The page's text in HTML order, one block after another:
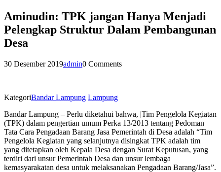
Aminudin: TPK jangan Hanya Menjadi
Pelengkap Struktur Dalam Pembangunan
Desa
30 Desember 2019admin0 Comments
KategoriBandar Lampung Lampung
Bandar Lampung – Perlu diketahui bahwa, |Tim Pengelola Kegiatan
(TPK) dalam pengertian umum Perka 13/2013 tentang Pedoman
Tata Cara Pengadaan Barang Jasa Pemerintah di Desa adalah “Tim
Pengelola Kegiatan yang selanjutnya disingkat TPK adalah tim
yang ditetapkan oleh Kepala Desa dengan Surat Keputusan, yang
terdiri dari unsur Pemerintah Desa dan unsur lembaga
kemasyarakatan desa untuk melaksanakan Pengadaan Barang/Jasa”.